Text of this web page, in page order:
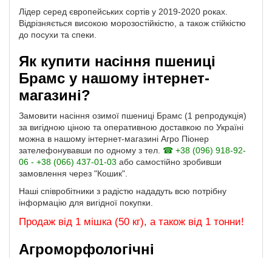
Лідер серед європейських сортів у 2019-2020 роках.
Відрізняється високою морозостійкістю, а також стійкістю
до посухи та спеки.
Як купити насіння пшениці
Брамс у нашому інтернет-
магазині?
Замовити насіння озимої пшениці Брамс (1 репродукція)
за вигідною ціною та оперативною доставкою по Україні
можна в нашому інтернет-магазині Агро Піонер
зателефонувавши по одному з тел. ☎ +38 (096) 918-92-
06 - +38 (066) 437-01-03 або самостійно зробивши
замовлення через "Кошик".
Наші співробітники з радістю нададуть всю потрібну
інформацію для вигідної покупки.
Продаж від 1 мішка (50 кг), а також від 1 тонни!
Агроморфологічні